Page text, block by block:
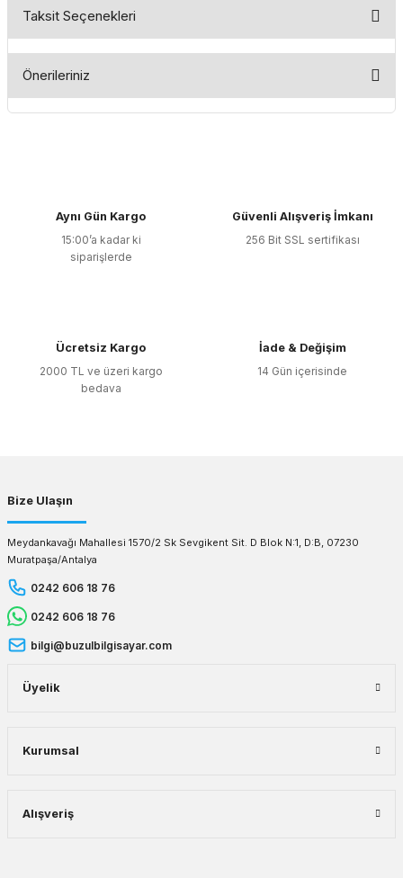
Taksit Seçenekleri
Önerileriniz
Ürün resmi kalitesiz, bozuk veya görüntülenemiyor.
Ürün açıklamasında eksik bilgiler bulunuyor.
Ürün bilgilerinde hatalar bulunuyor.
Aynı Gün Kargo
15:00’a kadar ki
siparişlerde
Güvenli Alışveriş İmkanı
256 Bit SSL sertifikası
Ücretsiz Kargo
2000 TL ve üzeri kargo
bedava
İade & Değişim
14 Gün içerisinde
Bize Ulaşın
Meydankavağı Mahallesi 1570/2 Sk Sevgikent Sit. D Blok N:1, D:B, 07230
Muratpaşa/Antalya
0242 606 18 76
0242 606 18 76
bilgi@buzulbilgisayar.com
Üyelik
Kurumsal
Alışveriş